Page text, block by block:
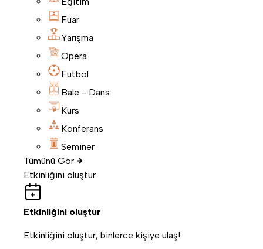
Fuar
Yarışma
Opera
Futbol
Bale - Dans
Kurs
Konferans
Seminer
Tümünü Gör
Etkinliğini oluştur
Etkinliğini oluştur
Etkinliğini oluştur, binlerce kişiye ulaş!